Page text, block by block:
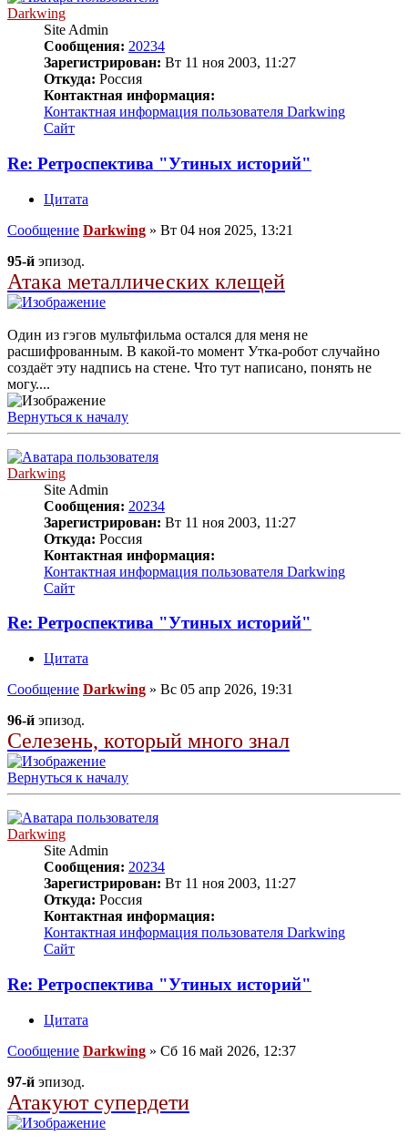
Darkwing
Site Admin
Сообщения: 20234
Зарегистрирован: Вт 11 ноя 2003, 11:27
Откуда: Россия
Контактная информация:
Контактная информация пользователя Darkwing
Сайт
Re: Ретроспектива "Утиных историй"
Цитата
Сообщение Darkwing » Вт 04 ноя 2025, 13:21
95-й эпизод.
Атака металлических клещей
Один из гэгов мультфильма остался для меня не
расшифрованным. В какой-то момент Утка-робот случайно
создаёт эту надпись на стене. Что тут написано, понять не
могу....
Вернуться к началу
Darkwing
Site Admin
Сообщения: 20234
Зарегистрирован: Вт 11 ноя 2003, 11:27
Откуда: Россия
Контактная информация:
Контактная информация пользователя Darkwing
Сайт
Re: Ретроспектива "Утиных историй"
Цитата
Сообщение Darkwing » Вс 05 апр 2026, 19:31
96-й эпизод.
Селезень, который много знал
Вернуться к началу
Darkwing
Site Admin
Сообщения: 20234
Зарегистрирован: Вт 11 ноя 2003, 11:27
Откуда: Россия
Контактная информация:
Контактная информация пользователя Darkwing
Сайт
Re: Ретроспектива "Утиных историй"
Цитата
Сообщение Darkwing » Сб 16 май 2026, 12:37
97-й эпизод.
Атакуют супердети